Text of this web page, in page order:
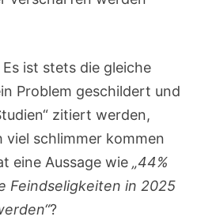
ist stets die gleiche
Problem geschildert und
zitiert werden,
viel schlimmer kommen
eine Aussage wie„44%
Feindseligkeiten in 2025
?